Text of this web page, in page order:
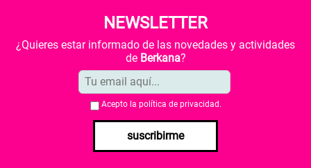
NEWSLETTER
¿Quieres estar informado de las novedades y actividades
de Berkana?
Acepto la política de privacidad .
suscribirme